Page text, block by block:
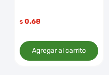
$ 0.68
Agregar al carrito